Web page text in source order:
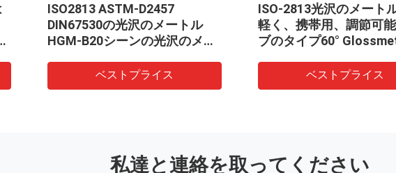
ISO2813 ASTM-D2457
DIN67530の光沢のメートル
HGM-B20シーンの光沢のメー
ベストプライス
ISO-2813光沢のメートルとの
軽く、携帯用、調節可能なノ
ブのタイプ60° Glossmeter 60
ベストプライス
私達と連絡を取ってください